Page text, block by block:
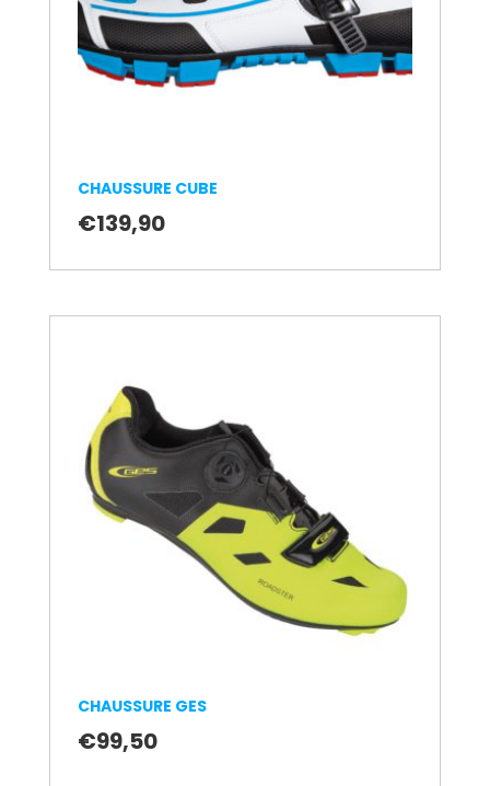
CHAUSSURE CUBE
€139,90
CHAUSSURE GES
€99,50